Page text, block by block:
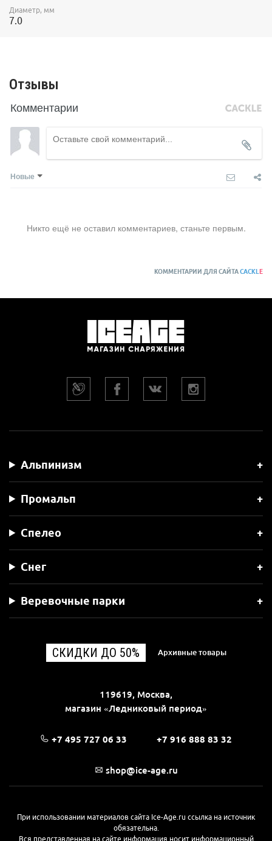
Диаметр, мм
7.0
Отзывы
Комментарии
Новые
Никто ещё не оставил комментариев, станьте первым.
КОММЕНТАРИИ ДЛЯ САЙТАCACKL E
Альпинизм
Промальп
Спелео
Снег
Веревочные парки
СКИДКИ ДО 50% Архивные товары
119619, Москва,
магазин «Ледниковый период»
+7 495 727 06 33 +7 916 888 83 32
shop@ice-age.ru
При использовании материалов сайта Ice-Age.ru ссылка на источник
обязательна.
Вся представленная на сайте информация носит информационный